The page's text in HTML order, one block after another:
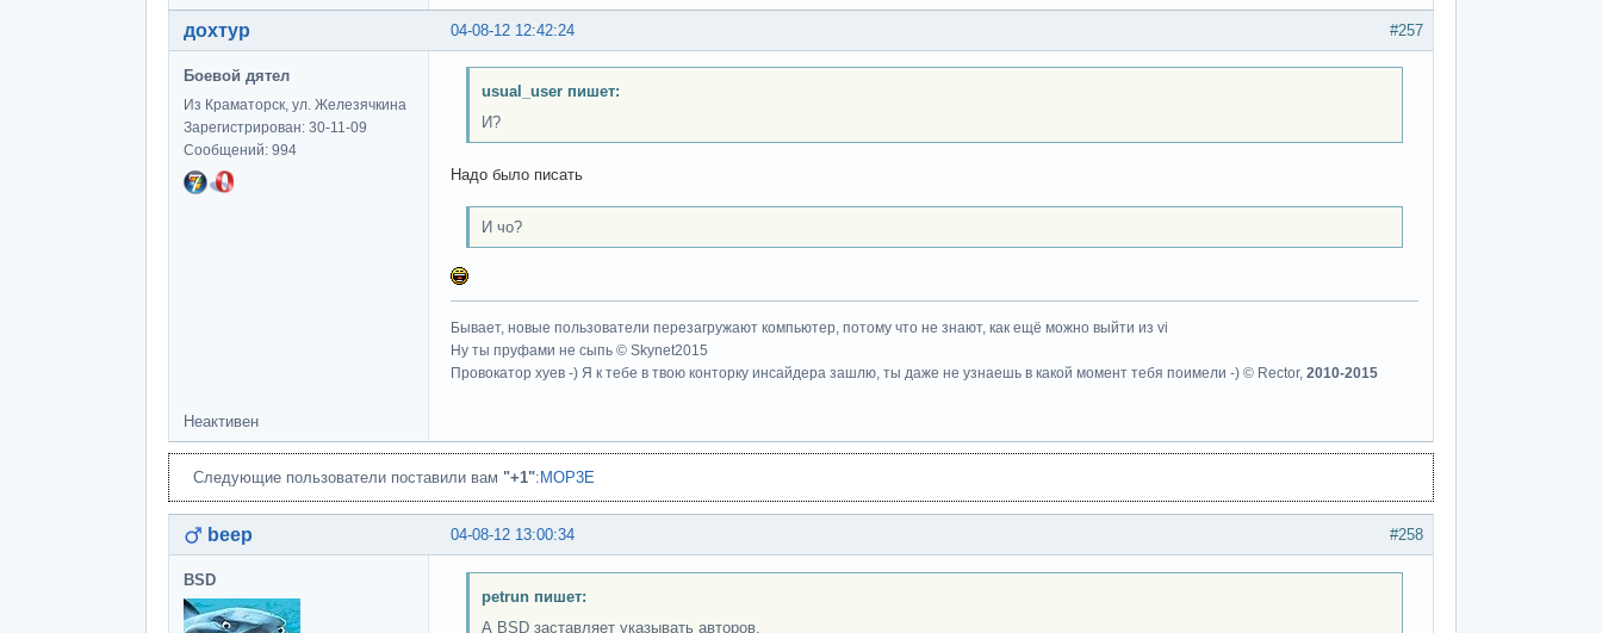
#257
04-08-12 12:42:24
дохтур
Боевой дятел
Из Краматорск, ул. Железячкина
Зарегистрирован: 30-11-09
Сообщений: 994
usual_user пишет:
И?
Надо было писать
И чо?
Бывает, новые пользователи перезагружают компьютер, потому что не знают, как ещё можно выйти из vi
Ну ты пруфами не сыпь © Skynet2015
Провокатор хуев -) Я к тебе в твою конторку инсайдера зашлю, ты даже не узнаешь в какой момент тебя поимели -) © Rector, 2010-2015
Неактивен
Следующие пользователи поставили вам "+1": MOP3E
#258
04-08-12 13:00:34
beep
BSD
petrun пишет:
А BSD заставляет указывать авторов.